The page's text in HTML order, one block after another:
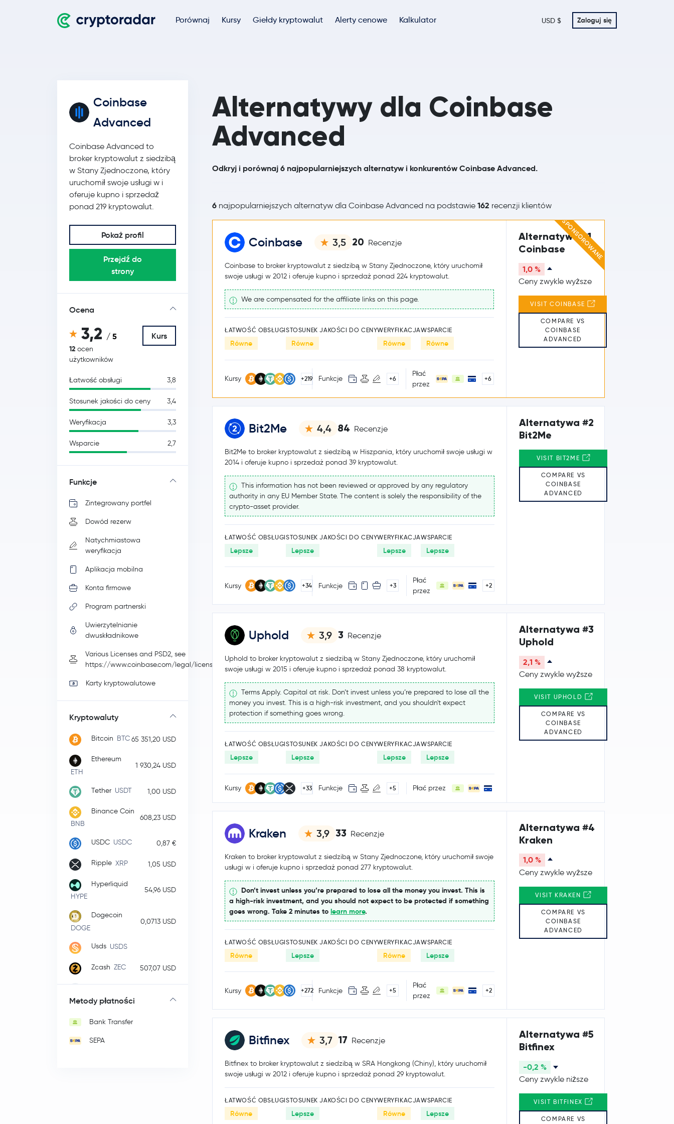
Porównaj Kursy Giełdy kryptowalut Alerty cenowe Kalkulator USD $ Zaloguj się
Coinbase
Advanced
Coinbase Advanced to
broker kryptowalut z siedzibą
w Stany Zjednoczone, który
uruchomił swoje usługi w i
oferuje kupno i sprzedaż
ponad 219 kryptowalut.
Pokaż profil
Przejdź do
strony
Ocena
3,2 / 5
12 ocen
użytkowników
Kurs
Łatwość obsługi 3,8
Stosunek jakości do ceny 3,4
Weryfikacja 3,3
Wsparcie 2,7
Funkcje
Zintegrowany portfel
Dowód rezerw
Natychmiastowa
weryfikacja
Aplikacja mobilna
Konta firmowe
Program partnerski
Uwierzytelnianie
dwuskładnikowe
Various Licenses and PSD2, see
https://www.coinbase.com/legal/licenses
Karty kryptowalutowe
Kryptowaluty
Bitcoin BTC65 351,20 USD
Ethereum
ETH
1 930,24 USD
Tether USDT 1,00 USD
Binance Coin
BNB
608,23 USD
USDC USDC 0,87 €
Ripple XRP 1,05 USD
Hyperliquid
HYPE
54,96 USD
Dogecoin
DOGE
0,0713 USD
Usds USDS
Zcash ZEC 507,07 USD
Metody płatności
Bank Transfer
SEPA
Alternatywy dla Coinbase
Advanced
Odkryj i porównaj 6 najpopularniejszych alternatyw i konkurentów Coinbase Advanced.
6 najpopularniejszych alternatyw dla Coinbase Advanced na podstawie 162 recenzji klientów
SPONSOROWANE
Coinbase 3,5 20 Recenzje
Coinbase to broker kryptowalut z siedzibą w Stany Zjednoczone, który uruchomił
swoje usługi w 2012 i oferuje kupno i sprzedaż ponad 224 kryptowalut.
We are compensated for the affiliate links on this page.
ŁATWOŚĆ OBSŁUGI
Równe
STOSUNEK JAKOŚCI DO CENY
Równe
WERYFIKACJA
Równe
WSPARCIE
Równe
Kursy +219 Funkcje +6
Płać
przez
+6
Alternatywa #1
Coinbase
1,0 %
Ceny zwykle wyższe
VISIT COINBASE
COMPARE VS
COINBASE
ADVANCED
Bit2Me 4,4 84 Recenzje
Bit2Me to broker kryptowalut z siedzibą w Hiszpania, który uruchomił swoje usługi w
2014 i oferuje kupno i sprzedaż ponad 39 kryptowalut.
This information has not been reviewed or approved by any regulatory
authority in any EU Member State. The content is solely the responsibility of the
crypto-asset provider.
ŁATWOŚĆ OBSŁUGI
Lepsze
STOSUNEK JAKOŚCI DO CENY
Lepsze
WERYFIKACJA
Lepsze
WSPARCIE
Lepsze
Kursy +34 Funkcje +3
Płać
przez
+2
Alternatywa #2
Bit2Me
VISIT BIT2ME
COMPARE VS
COINBASE
ADVANCED
Uphold 3,9 3 Recenzje
Uphold to broker kryptowalut z siedzibą w Stany Zjednoczone, który uruchomił
swoje usługi w 2015 i oferuje kupno i sprzedaż ponad 38 kryptowalut.
Terms Apply. Capital at risk. Don’t invest unless you’re prepared to lose all the
money you invest. This is a high-risk investment, and you shouldn't expect
protection if something goes wrong.
ŁATWOŚĆ OBSŁUGI
Lepsze
STOSUNEK JAKOŚCI DO CENY
Lepsze
WERYFIKACJA
Lepsze
WSPARCIE
Lepsze
Kursy +33 Funkcje +5 Płać przez
Alternatywa #3
Uphold
2,1 %
Ceny zwykle wyższe
VISIT UPHOLD
COMPARE VS
COINBASE
ADVANCED
Kraken 3,9 33 Recenzje
Kraken to broker kryptowalut z siedzibą w Stany Zjednoczone, który uruchomił swoje
usługi w i oferuje kupno i sprzedaż ponad 277 kryptowalut.
Don’t invest unless you’re prepared to lose all the money you invest. This is
a high-risk investment, and you should not expect to be protected if something
goes wrong. Take 2 minutes to learn more.
ŁATWOŚĆ OBSŁUGI
Równe
STOSUNEK JAKOŚCI DO CENY
Lepsze
WERYFIKACJA
Równe
WSPARCIE
Lepsze
Kursy +272 Funkcje +5
Płać
przez
+2
Alternatywa #4
Kraken
1,0 %
Ceny zwykle wyższe
VISIT KRAKEN
COMPARE VS
COINBASE
ADVANCED
Bitfinex 3,7 17 Recenzje
Bitfinex to broker kryptowalut z siedzibą w SRA Hongkong (Chiny), który uruchomił
swoje usługi w 2012 i oferuje kupno i sprzedaż ponad 29 kryptowalut.
ŁATWOŚĆ OBSŁUGI
Równe
STOSUNEK JAKOŚCI DO CENY
Lepsze
WERYFIKACJA
Równe
WSPARCIE
Lepsze
Alternatywa #5
Bitfinex
-0,2 %
Ceny zwykle niższe
VISIT BITFINEX
COMPARE VS